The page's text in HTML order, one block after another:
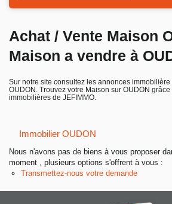
Faire gérer
Estimer
Nos agences
Achat / Vente Maison
Maison a vendre à
Sur notre site consultez les annonces
OUDON. Trouvez votre Maison sur OUDON
immobilières de JEFIMMO.
Immobilier OUDON
Nous n'avons pas de biens à vous proposer
moment , plusieurs options s'offrent à vous :
Transmettez-nous votre demande